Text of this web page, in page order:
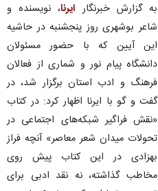
به گزارش خبرنگار ایرنا، نویسنده و
شاعر بوشهری روز پنجشنبه در حاشیه
این آیین که با حضور مسئولان
دانشگاه پیام نور و شماری از فعالان
فرهنگ و ادب استان برگزار شد، در
گفت و گو با ایرنا اظهار کرد: در کتاب
«نقش فراگیر شبکه‌های اجتماعی در
تحولات میدان شعر معاصر» آنچه فراز
بهزادی در این کتاب پیش روی
مخاطب گذاشته، نه نقد ادبی برای